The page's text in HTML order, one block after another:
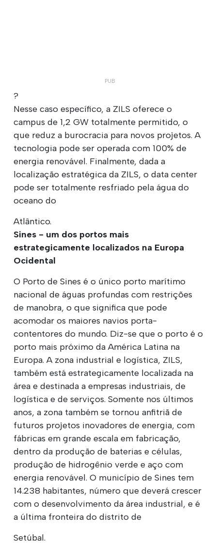
?
Nesse caso específico, a ZILS oferece o
campus de 1,2 GW totalmente permitido, o
que reduz a burocracia para novos projetos. A
tecnologia pode ser operada com 100% de
energia renovável. Finalmente, dada a
localização estratégica da ZILS, o data center
pode ser totalmente resfriado pela água do
oceano do
Atlântico.
Sines - um dos portos mais
estrategicamente localizados na Europa
Ocidental
O Porto de Sines é o único porto marítimo
nacional de águas profundas com restrições
de manobra, o que significa que pode
acomodar os maiores navios porta-
contentores do mundo. Diz-se que o porto é o
porto mais próximo da América Latina na
Europa. A zona industrial e logística, ZILS,
também está estrategicamente localizada na
área e destinada a empresas industriais, de
logística e de serviços. Somente nos últimos
anos, a zona também se tornou anfitriã de
futuros projetos inovadores de energia, com
fábricas em grande escala em fabricação,
dentro da produção de baterias e células,
produção de hidrogênio verde e aço com
energia renovável. O município de Sines tem
14.238 habitantes, número que deverá crescer
com o desenvolvimento da área industrial, e é
a última fronteira do distrito de
Setúbal.